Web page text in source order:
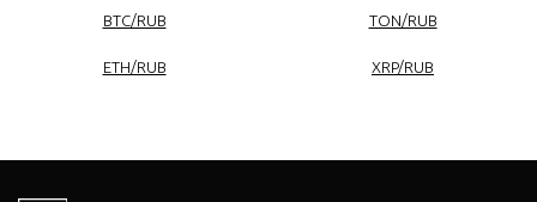
BTC/RUB
ETH/RUB
TON/RUB
XRP/RUB